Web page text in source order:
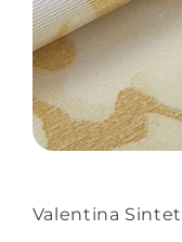
Valentina